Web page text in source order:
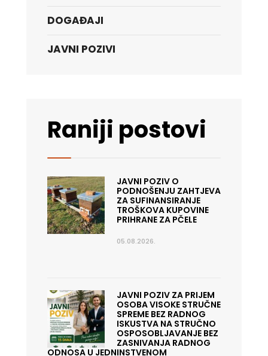
DOGAĐAJI
JAVNI POZIVI
Raniji postovi
JAVNI POZIV O
PODNOŠENJU ZAHTJEVA
ZA SUFINANSIRANJE
TROŠKOVA KUPOVINE
PRIHRANE ZA PČELE
05.08.2026.
JAVNI POZIV ZA PRIJEM
OSOBA VISOKE STRUČNE
SPREME BEZ RADNOG
ISKUSTVA NA STRUČNO
OSPOSOBLJAVANJE BEZ
ZASNIVANJA RADNOG
ODNOSA U JEDNINSTVENOM